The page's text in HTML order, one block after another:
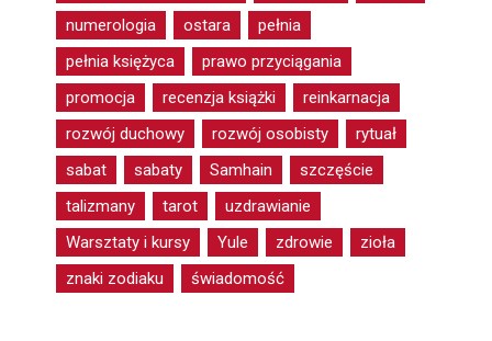
numerologia
ostara
pełnia
pełnia księżyca
prawo przyciągania
promocja
recenzja książki
reinkarnacja
rozwój duchowy
rozwój osobisty
rytuał
sabat
sabaty Samhain
szczęście
talizmany
tarot
uzdrawianie
Warsztaty i kursy
Yule zdrowie
zioła
znaki zodiaku
świadomość